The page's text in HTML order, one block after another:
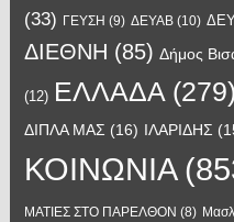
(33) ΓΕΥΣΗ (9) ΔΕΥΑΒ(10)
ΔΙΕΘΝΗ (85) Δήμος
(12) ΕΛΛΑΔΑ(279)
ΔΙΠΛΑ ΜΑΣ (16) ΙΛΑΡΙΔΗΣ
ΚΟΙΝΩΝΙΑ
ΜΑΤΙΕΣ ΣΤΟ ΠΑΡΕΛΘΟΝ (8)